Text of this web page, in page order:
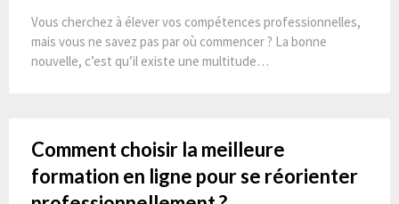
Vous cherchez à élever vos compétences professionnelles,
mais vous ne savez pas par où commencer ? La bonne
nouvelle, c’est qu’il existe une multitude…
Comment choisir la meilleure
formation en ligne pour se réorienter